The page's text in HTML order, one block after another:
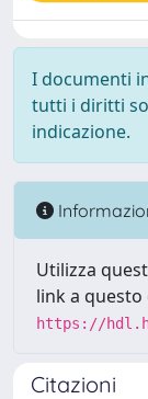
I documenti
tutti i diritti
indicazione.
Utilizza
link a
https://
Citazioni